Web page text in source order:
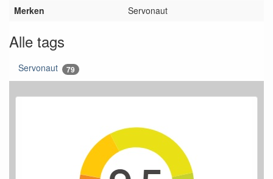
Merken Servonaut
Alle tags
Servonaut 79